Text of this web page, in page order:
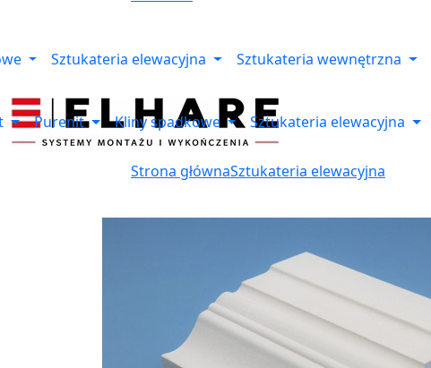
Sztukateria elewacyjna Sztukateria wewnętrzna
Purenit Kliny spadkowe Sztukateria elewacyjna
Strona głównaSztukateria elewacyjna